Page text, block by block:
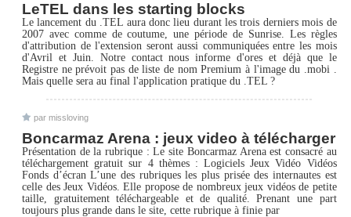
LeTEL dans les starting blocks
Le lancement du .TEL aura donc lieu durant les trois derniers mois de
2007 avec comme de coutume, une période de Sunrise. Les règles
d'attribution de l'extension seront aussi communiquées entre les mois
d'Avril et Juin. Notre contact nous informe d'ores et déjà que le
Registre ne prévoit pas de liste de nom Premium à l'image du .mobi .
Mais quelle sera au final l'application pratique du .TEL ?
par missloving
Boncarmaz Arena : jeux video à télécharger
Présentation de la rubrique : Le site Boncarmaz Arena est consacré au
téléchargement gratuit sur 4 thèmes : Logiciels Jeux Vidéo Vidéos
Fonds d’écran L’une des rubriques les plus prisée des internautes est
celle des Jeux Vidéos. Elle propose de nombreux jeux vidéos de petite
taille, gratuitement téléchargeable et de qualité. Prenant une part
toujours plus grande dans le site, cette rubrique à finie par